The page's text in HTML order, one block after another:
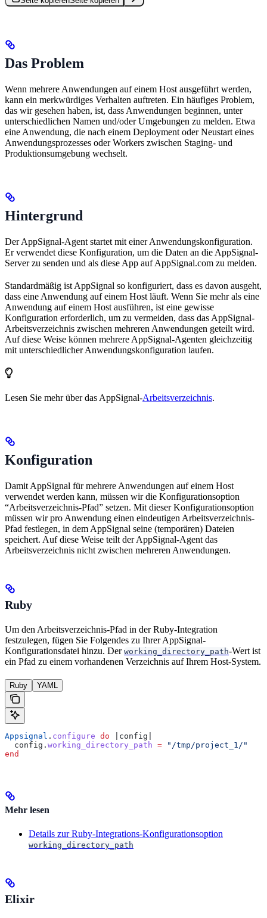
Das Problem
Wenn mehrere Anwendungen auf einem Host ausgeführt werden,
kann ein merkwürdiges Verhalten auftreten. Ein häufiges Problem,
das wir gesehen haben, ist, dass Anwendungen beginnen, unter
unterschiedlichen Namen und/oder Umgebungen zu melden. Etwa
eine Anwendung, die nach einem Deployment oder Neustart eines
Anwendungsprozesses oder Workers zwischen Staging- und
Produktionsumgebung wechselt.
Hintergrund
Der AppSignal-Agent startet mit einer Anwendungskonfiguration.
Er verwendet diese Konfiguration, um die Daten an die AppSignal-
Server zu senden und als diese App auf AppSignal.com zu melden.
Standardmäßig ist AppSignal so konfiguriert, dass es davon ausgeht,
dass eine Anwendung auf einem Host läuft. Wenn Sie mehr als eine
Anwendung auf einem Host ausführen, ist eine gewisse
Konfiguration erforderlich, um zu vermeiden, dass das AppSignal-
Arbeitsverzeichnis zwischen mehreren Anwendungen geteilt wird.
Auf diese Weise können mehrere AppSignal-Agenten gleichzeitig
mit unterschiedlicher Anwendungskonfiguration laufen.
Lesen Sie mehr über das AppSignal-Arbeitsverzeichnis.
Konfiguration
Damit AppSignal für mehrere Anwendungen auf einem Host
verwendet werden kann, müssen wir die Konfigurationsoption
“Arbeitsverzeichnis-Pfad” setzen. Mit dieser Konfigurationsoption
müssen wir pro Anwendung einen eindeutigen Arbeitsverzeichnis-
Pfad festlegen, in dem AppSignal seine (temporären) Dateien
speichert. Auf diese Weise teilt der AppSignal-Agent das
Arbeitsverzeichnis nicht zwischen mehreren Anwendungen.
Ruby
Um den Arbeitsverzeichnis-Pfad in der Ruby-Integration
festzulegen, fügen Sie Folgendes zu Ihrer AppSignal-
Konfigurationsdatei hinzu. Der working_directory_path-Wert ist
ein Pfad zu einem vorhandenen Verzeichnis auf Ihrem Host-System.
Ruby YAML
Appsignal . configure do config
  config.
working_directory_path = "/tmp/project_1/"
end
Mehr lesen
Details zur Ruby-Integrations-Konfigurationsoption
working_directory_path
Elixir